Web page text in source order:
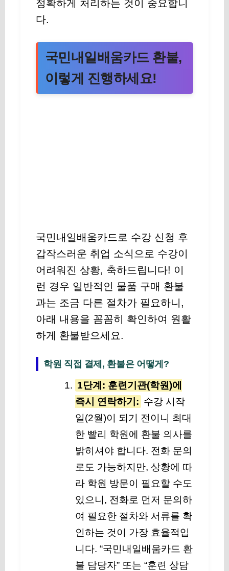
정확하게 처리하는 것이 중요합니
다.
국민내일배움카드 환불,
이렇게 진행하세요!
국민내일배움카드로 수강 신청 후
갑작스러운 취업 소식으로 수강이
어려워진 상황, 축하드립니다! 이
런 경우 일반적인 물품 구매 환불
과는 조금 다른 절차가 필요하니,
아래 내용을 꼼꼼히 확인하여 원활
하게 환불받으세요.
학원 직접 결제, 환불은 어떻게?
1단계: 훈련기관(학원)에
즉시 연락하기: 수강 시작
일(2월)이 되기 전이니 최대
한 빨리 학원에 환불 의사를
밝히셔야 합니다. 전화 문의
로도 가능하지만, 상황에 따
라 학원 방문이 필요할 수도
있으니, 전화로 먼저 문의하
여 필요한 절차와 서류를 확
인하는 것이 가장 효율적입
니다. “국민내일배움카드 환
불 담당자” 또는 “훈련 상담